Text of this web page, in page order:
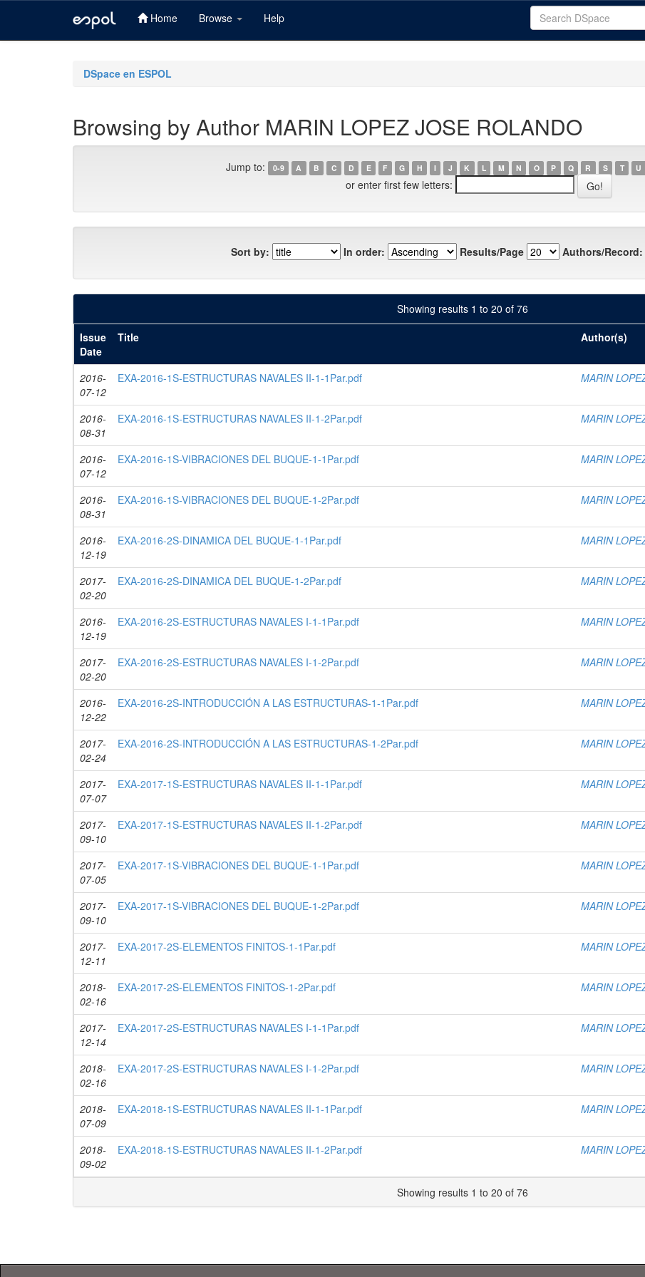
Home Browse Help
DSpace en ESPOL
Browsing by Author MARIN LOPEZ JOSE ROLANDO
Jump to: 0-9 A B C D E F G H I J K L M N O P Q R S T U
or enter first few letters:
Sort by: In order: Results/Page Authors/Record:
Showing results 1 to 20 of 76
Issue
Date
Title Author(s)
2016-
07-12
EXA-2016-1S-ESTRUCTURAS NAVALES II-1-1Par.pdf MARIN
2016-
08-31
EXA-2016-1S-ESTRUCTURAS NAVALES II-1-2Par.pdf MARIN
2016-
07-12
EXA-2016-1S-VIBRACIONES DEL BUQUE-1-1Par.pdf MARIN
2016-
08-31
EXA-2016-1S-VIBRACIONES DEL BUQUE-1-2Par.pdf MARIN
2016-
12-19
EXA-2016-2S-DINAMICA DEL BUQUE-1-1Par.pdf MARIN
2017-
02-20
EXA-2016-2S-DINAMICA DEL BUQUE-1-2Par.pdf MARIN
2016-
12-19
EXA-2016-2S-ESTRUCTURAS NAVALES I-1-1Par.pdf MARIN
2017-
02-20
EXA-2016-2S-ESTRUCTURAS NAVALES I-1-2Par.pdf MARIN
2016-
12-22
EXA-2016-2S-INTRODUCCIÓN A LAS ESTRUCTURAS-1-1Par.pdf MARIN
2017-
02-24
EXA-2016-2S-INTRODUCCIÓN A LAS ESTRUCTURAS-1-2Par.pdf MARIN
2017-
07-07
EXA-2017-1S-ESTRUCTURAS NAVALES II-1-1Par.pdf MARIN
2017-
09-10
EXA-2017-1S-ESTRUCTURAS NAVALES II-1-2Par.pdf MARIN
2017-
07-05
EXA-2017-1S-VIBRACIONES DEL BUQUE-1-1Par.pdf MARIN
2017-
09-10
EXA-2017-1S-VIBRACIONES DEL BUQUE-1-2Par.pdf MARIN
2017-
12-11
EXA-2017-2S-ELEMENTOS FINITOS-1-1Par.pdf MARIN
2018-
02-16
EXA-2017-2S-ELEMENTOS FINITOS-1-2Par.pdf MARIN
2017-
12-14
EXA-2017-2S-ESTRUCTURAS NAVALES I-1-1Par.pdf MARIN
2018-
02-16
EXA-2017-2S-ESTRUCTURAS NAVALES I-1-2Par.pdf MARIN
2018-
07-09
EXA-2018-1S-ESTRUCTURAS NAVALES II-1-1Par.pdf MARIN
2018-
09-02
EXA-2018-1S-ESTRUCTURAS NAVALES II-1-2Par.pdf MARIN
Showing results 1 to 20 of 76